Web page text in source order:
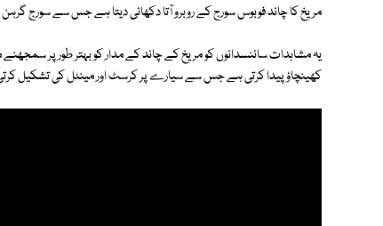
مریخ کا چاند فوبوس سورج کے روبرو آتا دکھائی دیتا ہے جس سے سورج
یہ مشاہدات سائنسدانوں کو مریخ کے چاند کے مدار کو بہتر طور پر
کھینچاؤ پیدا کرتی ہے جس سے سیارے پر کرسٹ اور مینٹل کی تشکیل